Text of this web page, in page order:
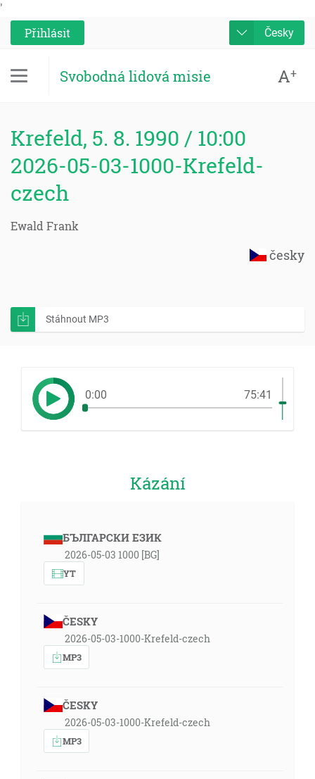
'
Přihlásit
Česky
Svobodná lidová misie A+
Krefeld, 5. 8. 1990 / 10:00
2026-05-03-1000-Krefeld-
czech
Ewald Frank
česky
Stáhnout MP3
0:00 75:41
Kázání
БЪЛГАРСКИ ЕЗИК
2026-05-03 1000 [BG]
YT
ČESKY
2026-05-03-1000-Krefeld-czech
MP3
ČESKY
2026-05-03-1000-Krefeld-czech
MP3